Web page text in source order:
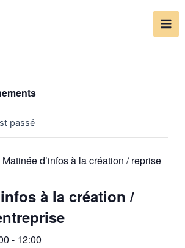
passé
Matinée d’infos à la création / reprise
à la création /
- 12:00